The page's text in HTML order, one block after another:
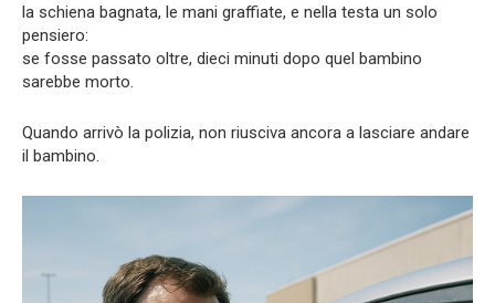
la schiena bagnata, le mani graffiate, e nella testa un solo
pensiero:
se fosse passato oltre, dieci minuti dopo quel bambino
sarebbe morto.
Quando arrivò la polizia, non riusciva ancora a lasciare andare
il bambino.